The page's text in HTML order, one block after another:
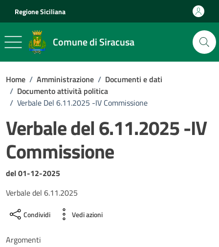
Regione Siciliana
Comune di Siracusa
Home / Amministrazione / Documenti e dati
/ Documento attività politica
/ Verbale Del 6.11.2025 -IV Commissione
Verbale del 6.11.2025 -IV
Commissione
Dettagli del documento
del 01-12-2025
Verbale del 6.11.2025
Condividi Vedi azioni
Argomenti